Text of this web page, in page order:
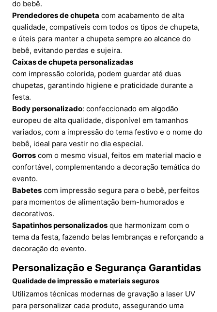
do bebê.
Prendedores de chupeta com acabamento de alta
qualidade, compatíveis com todos os tipos de chupeta,
e úteis para manter a chupeta sempre ao alcance do
bebê, evitando perdas e sujeira.
Caixas de chupeta personalizadas
com impressão colorida, podem guardar até duas
chupetas, garantindo higiene e praticidade durante a
festa.
Body personalizado: confeccionado em algodão
europeu de alta qualidade, disponível em tamanhos
variados, com a impressão do tema festivo e o nome do
bebê, ideal para vestir no dia especial.
Gorros com o mesmo visual, feitos em material macio e
confortável, complementando a decoração temática do
evento.
Babetes com impressão segura para o bebê, perfeitos
para momentos de alimentação bem-humorados e
decorativos.
Sapatinhos personalizados que harmonizam com o
tema da festa, fazendo belas lembranças e reforçando a
decoração do evento.
Personalização e Segurança Garantidas
Qualidade de impressão e materiais seguros
Utilizamos técnicas modernas de gravação a laser UV
para personalizar cada produto, assegurando uma